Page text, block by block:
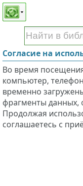
Этот сайт
слабовидящих
Согласие на
Во время
компьютер,
временно
фрагменты данных,
Продолжая
соглашаетесь с